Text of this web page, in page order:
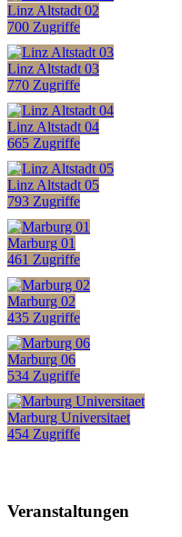
Linz Altstadt 02
700 Zugriffe
Linz Altstadt 03
770 Zugriffe
Linz Altstadt 04
665 Zugriffe
Linz Altstadt 05
793 Zugriffe
Marburg 01
461 Zugriffe
Marburg 02
435 Zugriffe
Marburg 06
534 Zugriffe
Marburg Universitaet
454 Zugriffe
Veranstaltungen